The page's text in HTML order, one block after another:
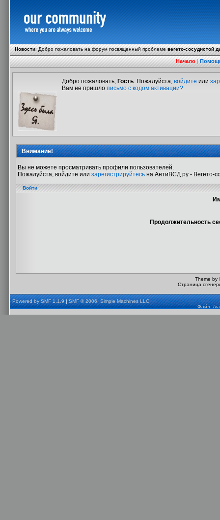
Новости:Добро пожаловать на форум посвященный проблемевегето-сосудистой
Начало|
Добро пожаловать, Гость. Пожалуйста, войдите или
Вам не пришло письмо с кодом активации?
Внимание!
Вы не можете просматривать профили пользователей.
Пожалуйста, войдите или зарегистрируйтесь на АнтиВСД.ру - Вегето-
Войти
Продолжительность
Theme by
Страница
Powered by SMF 1.1.9|SMF © 2006, Simple Machines LLC
Файл: /